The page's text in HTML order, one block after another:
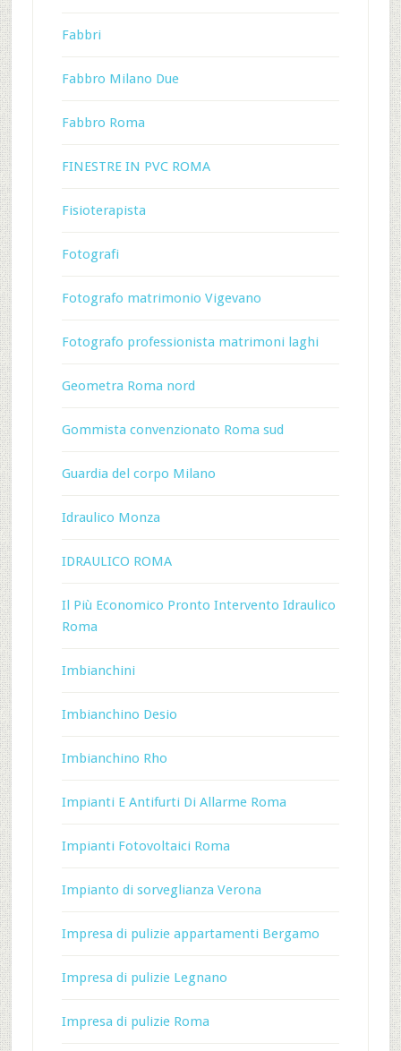
Fabbri
Fabbro Milano Due
Fabbro Roma
FINESTRE IN PVC ROMA
Fisioterapista
Fotografi
Fotografo matrimonio Vigevano
Fotografo professionista matrimoni laghi
Geometra Roma nord
Gommista convenzionato Roma sud
Guardia del corpo Milano
Idraulico Monza
IDRAULICO ROMA
Il Più Economico Pronto Intervento Idraulico
Roma
Imbianchini
Imbianchino Desio
Imbianchino Rho
Impianti E Antifurti Di Allarme Roma
Impianti Fotovoltaici Roma
Impianto di sorveglianza Verona
Impresa di pulizie appartamenti Bergamo
Impresa di pulizie Legnano
Impresa di pulizie Roma